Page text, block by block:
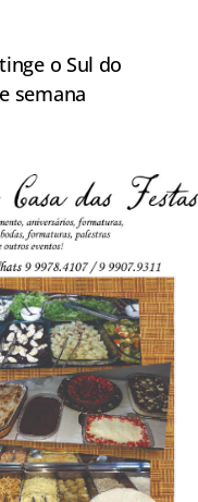
o Sul do
semana